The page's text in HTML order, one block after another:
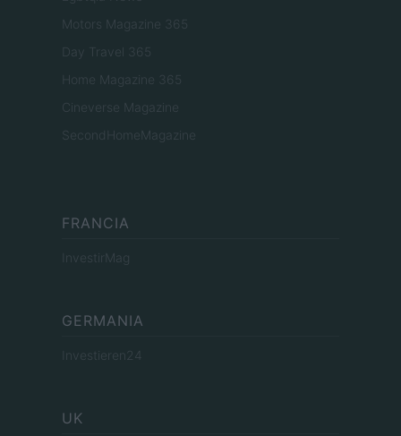
Motors Magazine 365
Day Travel 365
Home Magazine 365
Cineverse Magazine
SecondHomeMagazine
FRANCIA
InvestirMag
GERMANIA
Investieren24
UK